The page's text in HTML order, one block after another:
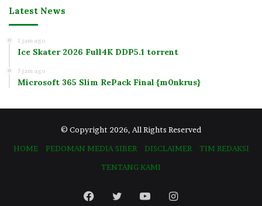
Latest News
1 jam ago
Ice Skater 2026 Full4K DDP5.1 torrent
7 jam ago
Microsoft 365 Slim RePack Final {m0nkrus}
© Copyright 2026, All Rights Reserved
HOME
PEDOMAN MEDIA SIBER DISCLAIMER
TIM REDAKSI
TENTANG KAMI
Facebook
TwitterYouTubeInstagram